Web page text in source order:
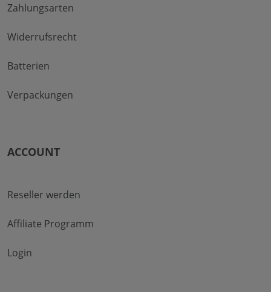
Zahlungsarten
Widerrufsrecht
Batterien
Verpackungen
ACCOUNT
Reseller werden
Affiliate Programm
Login